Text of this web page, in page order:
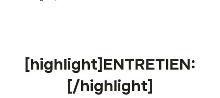
[highlight]ENTRETIEN:
[/highlight]